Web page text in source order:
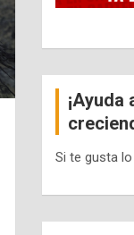
¡Ayuda
Si te gusta